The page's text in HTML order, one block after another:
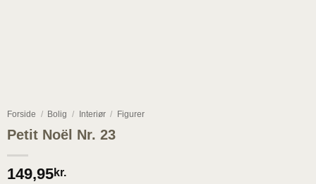
Forside / Bolig / Interiør / Figurer
Petit Noël Nr. 23
149,95kr.